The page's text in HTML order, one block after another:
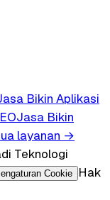
Bikin Aplikasi
Jasa Bikin
layanan →
Teknologi
Cookie
Hak